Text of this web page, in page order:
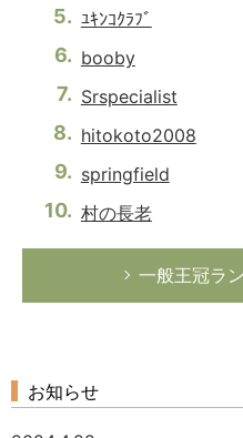
ﾕｷﾝｺｸﾗﾌﾞ
booby
Srspecialist
hitokoto2008
springfield
村の長老
一般王冠ラ
お知らせ